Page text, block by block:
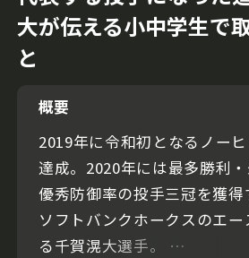
大が伝える小中学生で
と
概要
2019年に令和初となるノー
達成。2020年には最多勝利
優秀防御率の投手三冠を獲
ソフトバンクホークスのエ
る千賀滉大選手。